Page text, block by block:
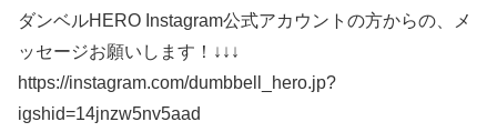
ダンベルHERO Instagram公式アカウントの方からの、メ
ッセージお願いします！↓↓↓
https://instagram.com/dumbbell_hero.jp?
igshid=14jnzw5nv5aad